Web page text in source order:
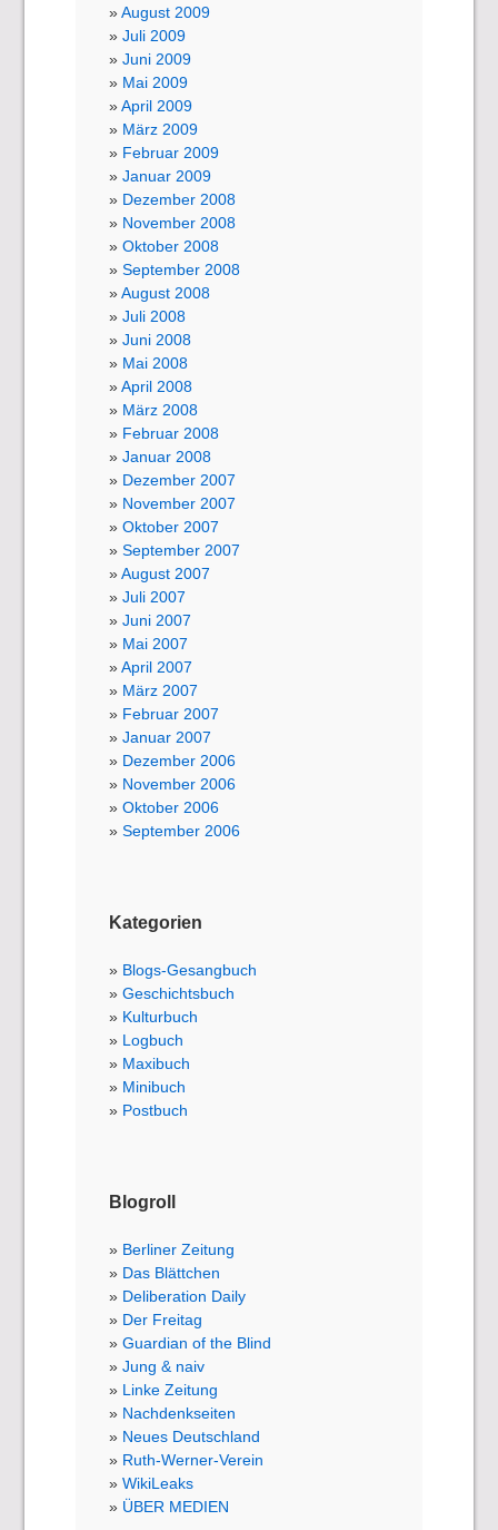
August 2009
Juli 2009
Juni 2009
Mai 2009
April 2009
März 2009
Februar 2009
Januar 2009
Dezember 2008
November 2008
Oktober 2008
September 2008
August 2008
Juli 2008
Juni 2008
Mai 2008
April 2008
März 2008
Februar 2008
Januar 2008
Dezember 2007
November 2007
Oktober 2007
September 2007
August 2007
Juli 2007
Juni 2007
Mai 2007
April 2007
März 2007
Februar 2007
Januar 2007
Dezember 2006
November 2006
Oktober 2006
September 2006
Kategorien
Blogs-Gesangbuch
Geschichtsbuch
Kulturbuch
Logbuch
Maxibuch
Minibuch
Postbuch
Blogroll
Berliner Zeitung
Das Blättchen
Deliberation Daily
Der Freitag
Guardian of the Blind
Jung & naiv
Linke Zeitung
Nachdenkseiten
Neues Deutschland
Ruth-Werner-Verein
WikiLeaks
ÜBER MEDIEN